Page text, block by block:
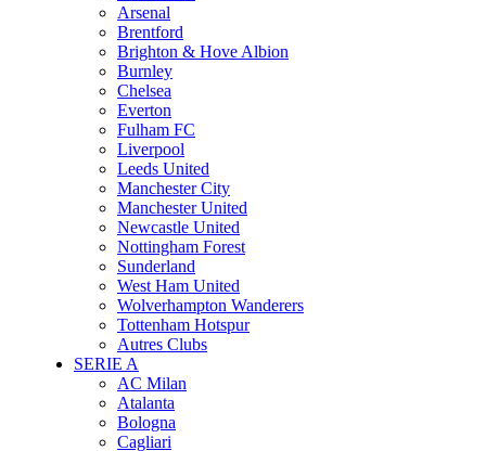
Arsenal
Brentford
Brighton & Hove Albion
Burnley
Chelsea
Everton
Fulham FC
Liverpool
Leeds United
Manchester City
Manchester United
Newcastle United
Nottingham Forest
Sunderland
West Ham United
Wolverhampton Wanderers
Tottenham Hotspur
Autres Clubs
SERIE A
AC Milan
Atalanta
Bologna
Cagliari